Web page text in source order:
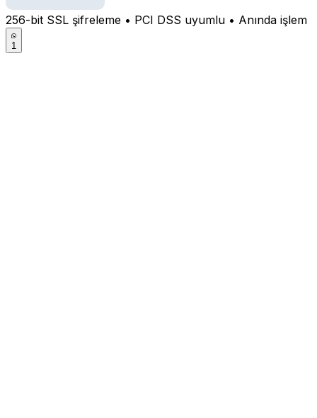
256-bit SSL şifreleme • PCI DSS uyumlu • Anında işlem
1